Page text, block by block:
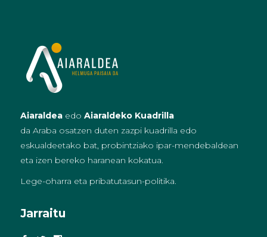
Aiaraldeaedo Aiaraldeko Kuadrilla
da Araba osatzen duten zazpi kuadrilla edo
eskualdeetako bat, probintziako ipar-mendebaldean
eta izen bereko haranean kokatua.
Lege-oharra eta pribatutasun-politika.
Jarraitu